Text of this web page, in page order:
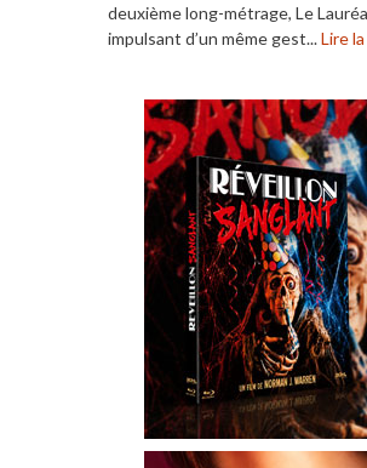
deuxième long-métrage, Le
impulsant d’un même gest...Lire